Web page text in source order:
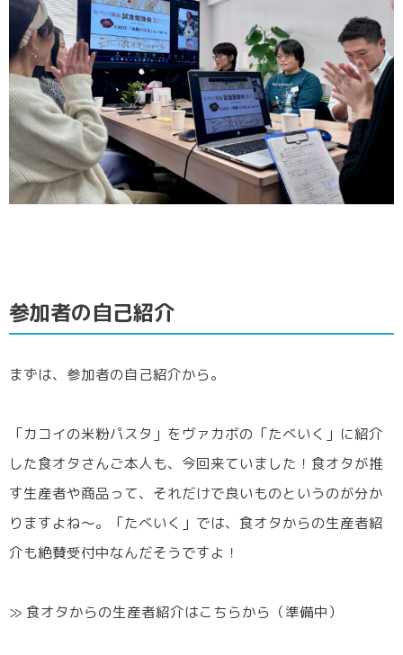
参加者の自己紹介
まずは、参加者の自己紹介から。
「カコイの米粉パスタ」をヴァカボの「たべいく」に紹介
した食オタさんご本人も、今回来ていました！食オタが推
す生産者や商品って、それだけで良いものというのが分か
りますよね～。「たべいく」では、食オタからの生産者紹
介も絶賛受付中なんだそうですよ！
≫ 食オタからの生産者紹介はこちらから（準備中）